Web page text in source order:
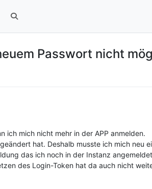
Passwort nicht
ich mich nicht mehr in der APP anmelden.
hat. Deshalb musste ich mich neu
das ich noch in der Instanz
des Login-Token hat da auch nicht